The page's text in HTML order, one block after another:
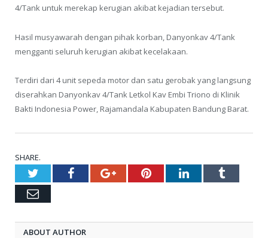
4/Tank untuk merekap kerugian akibat kejadian tersebut.
Hasil musyawarah dengan pihak korban, Danyonkav 4/Tank
mengganti seluruh kerugian akibat kecelakaan.
Terdiri dari 4 unit sepeda motor dan satu gerobak yang langsung
diserahkan Danyonkav 4/Tank Letkol Kav Embi Triono di Klinik
Bakti Indonesia Power, Rajamandala Kabupaten Bandung Barat.
SHARE.
TwitterFacebookGoogle+PinterestLinkedInTumblr
Email
ABOUT AUTHOR